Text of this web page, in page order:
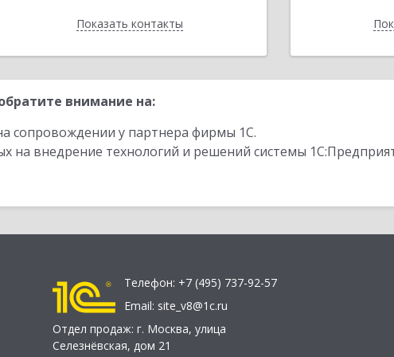
Показать контакты
Назад
внимание на:
сопровождении у партнера фирмы 1С.
на внедрение технологий и решений системы
Телефон: +7 (495) 737-92-57
Email: site_v8@1c.ru
Отдел продаж: г. Москва, улица
Селезнёвская, дом 21